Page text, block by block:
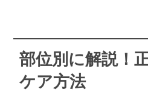
部位別に解説！
ケア方法